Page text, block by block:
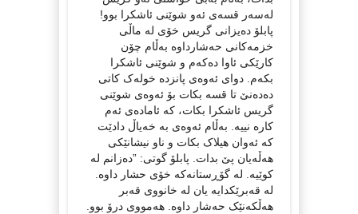
لەسەر قسەی ئەو شوێنی ئاشکرا بوو!
پابلۆ دەیزانی گریس خۆی لە ماڵی
خزمەکانی حەشارداوە بەڵام چۆن
کارێکی ئاوا دەکەم و شوێنی ئاشکرا
بکەم. دوای ئەوەی پانزدە خولەک کاتی
دەدەنێ تا قسە بکات بۆ ئەوەی شوێنی
گریس ئاشکرا بکات، کە ئامادەی ئەم
کارە نییە. بەڵام ئەوەی بە خەیاڵ دادێت
کە ئەوان هیلاک بکات و ناو نیشانێکی
هەڵەیان پێ بدات. پابلۆ گوتی: ”دەزانم لە
کوێیە. لە گۆڕستانەکە خۆی حشار داوە.
لە قەبرێکدایە یان لە خانووی قەبر
هەڵکەنێک حەشار داوە. هەمووی درۆ بوو.